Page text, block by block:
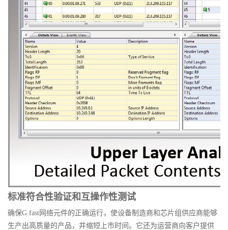
标准符合性验证和互操作性测试
确保G.fast网络元件的正确运行，使设备制造商和芯片组供应商能够
生产出高质量的产品，并缩短上市时间。它还为运营商向客户提供